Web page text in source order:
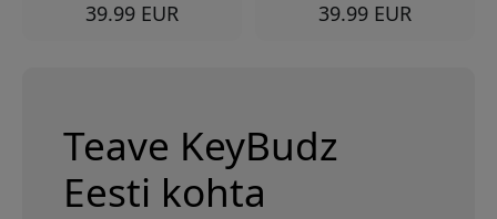
39.99 EUR 39.99 EUR
Teave KeyBudz
Eesti kohta